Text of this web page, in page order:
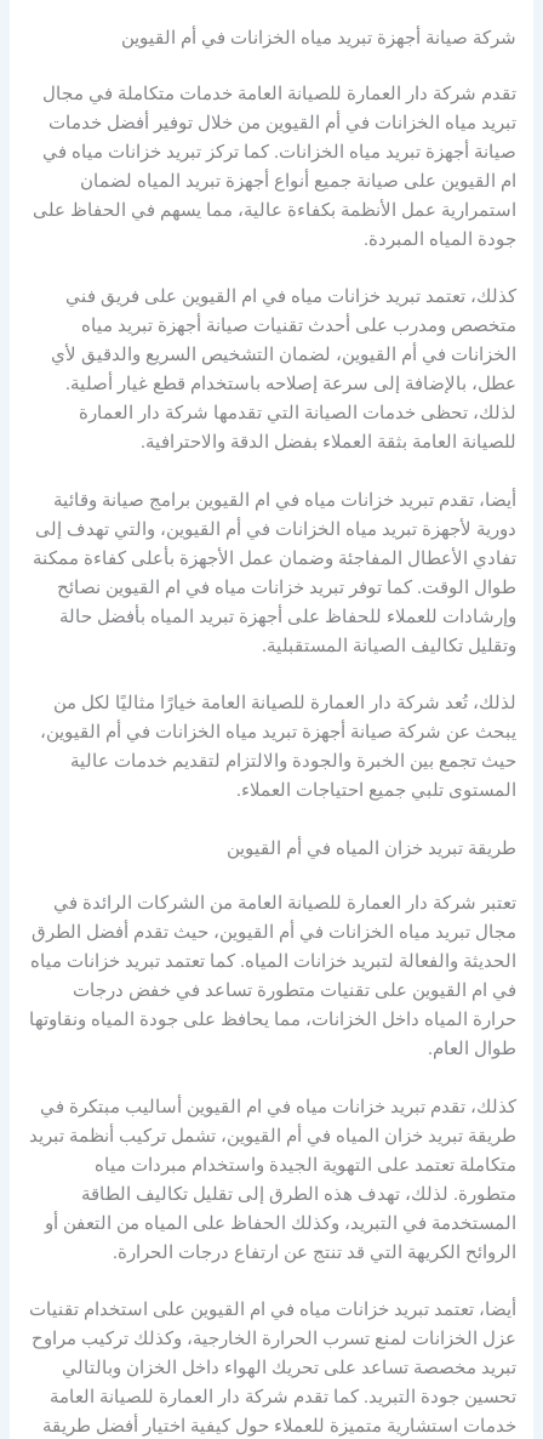
شركة صيانة أجهزة تبريد مياه الخزانات في أم القيوين
تقدم شركة دار العمارة للصيانة العامة خدمات متكاملة في مجال
تبريد مياه الخزانات في أم القيوين من خلال توفير أفضل خدمات
صيانة أجهزة تبريد مياه الخزانات. كما تركز تبريد خزانات مياه في
ام القيوين على صيانة جميع أنواع أجهزة تبريد المياه لضمان
استمرارية عمل الأنظمة بكفاءة عالية، مما يسهم في الحفاظ على
جودة المياه المبردة.
كذلك، تعتمد تبريد خزانات مياه في ام القيوين على فريق فني
متخصص ومدرب على أحدث تقنيات صيانة أجهزة تبريد مياه
الخزانات في أم القيوين، لضمان التشخيص السريع والدقيق لأي
عطل، بالإضافة إلى سرعة إصلاحه باستخدام قطع غيار أصلية.
لذلك، تحظى خدمات الصيانة التي تقدمها شركة دار العمارة
للصيانة العامة بثقة العملاء بفضل الدقة والاحترافية.
أيضا، تقدم تبريد خزانات مياه في ام القيوين برامج صيانة وقائية
دورية لأجهزة تبريد مياه الخزانات في أم القيوين، والتي تهدف إلى
تفادي الأعطال المفاجئة وضمان عمل الأجهزة بأعلى كفاءة ممكنة
طوال الوقت. كما توفر تبريد خزانات مياه في ام القيوين نصائح
وإرشادات للعملاء للحفاظ على أجهزة تبريد المياه بأفضل حالة
وتقليل تكاليف الصيانة المستقبلية.
لذلك، تُعد شركة دار العمارة للصيانة العامة خيارًا مثاليًا لكل من
يبحث عن شركة صيانة أجهزة تبريد مياه الخزانات في أم القيوين،
حيث تجمع بين الخبرة والجودة والالتزام لتقديم خدمات عالية
المستوى تلبي جميع احتياجات العملاء.
طريقة تبريد خزان المياه في أم القيوين
تعتبر شركة دار العمارة للصيانة العامة من الشركات الرائدة في
مجال تبريد مياه الخزانات في أم القيوين، حيث تقدم أفضل الطرق
الحديثة والفعالة لتبريد خزانات المياه. كما تعتمد تبريد خزانات مياه
في ام القيوين على تقنيات متطورة تساعد في خفض درجات
حرارة المياه داخل الخزانات، مما يحافظ على جودة المياه ونقاوتها
طوال العام.
كذلك، تقدم تبريد خزانات مياه في ام القيوين أساليب مبتكرة في
طريقة تبريد خزان المياه في أم القيوين، تشمل تركيب أنظمة تبريد
متكاملة تعتمد على التهوية الجيدة واستخدام مبردات مياه
متطورة. لذلك، تهدف هذه الطرق إلى تقليل تكاليف الطاقة
المستخدمة في التبريد، وكذلك الحفاظ على المياه من التعفن أو
الروائح الكريهة التي قد تنتج عن ارتفاع درجات الحرارة.
أيضا، تعتمد تبريد خزانات مياه في ام القيوين على استخدام تقنيات
عزل الخزانات لمنع تسرب الحرارة الخارجية، وكذلك تركيب مراوح
تبريد مخصصة تساعد على تحريك الهواء داخل الخزان وبالتالي
تحسين جودة التبريد. كما تقدم شركة دار العمارة للصيانة العامة
خدمات استشارية متميزة للعملاء حول كيفية اختيار أفضل طريقة